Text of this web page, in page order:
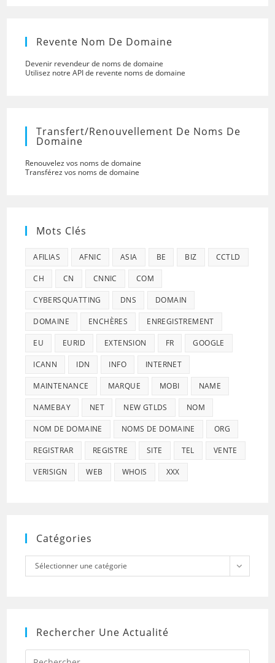
Revente Nom De Domaine
Devenir revendeur de noms de domaine
Utilisez notre API de revente noms de domaine
Transfert/renouvellement De Noms De
Domaine
Renouvelez vos noms de domaine
Transférez vos noms de domaine
Mots Clés
AFILIAS AFNIC ASIA BE BIZ CCTLD
CH CN CNNIC COM
CYBERSQUATTING DNS DOMAIN
DOMAINE ENCHÈRES ENREGISTREMENT
EU EURID EXTENSION FR GOOGLE
ICANN IDN INFO INTERNET
MAINTENANCE MARQUE MOBI NAME
NAMEBAY NET NEW GTLDS NOM
NOM DE DOMAINE NOMS DE DOMAINE ORG
REGISTRAR REGISTRE SITE TEL VENTE
VERISIGN WEB WHOIS XXX
Catégories
Catégories
Sélectionner une catégorie
Rechercher Une Actualité
Press